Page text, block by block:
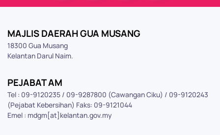
MAJLIS DAERAH GUA MUSANG
18300 Gua Musang
Kelantan Darul Naim.
PEJABAT AM
Tel : 09-9120235 / 09-9287800 (Cawangan Ciku) / 09-9120243
(Pejabat Kebersihan) Faks: 09-9121044
Emel : mdgm[at]kelantan.gov.my